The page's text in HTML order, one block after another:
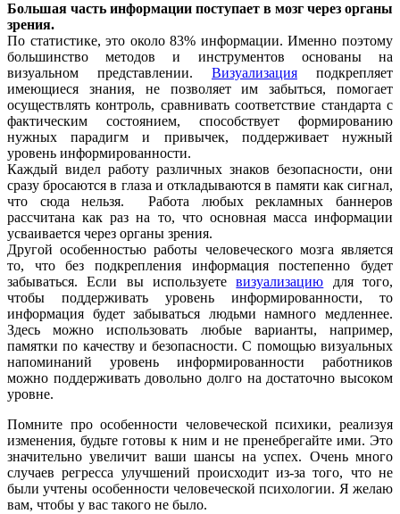
Большая часть информации поступает в мозг через органы
зрения.
По статистике, это около 83% информации. Именно поэтому
большинство методов и инструментов основаны на
визуальном представлении. Визуализация подкрепляет
имеющиеся знания, не позволяет им забыться, помогает
осуществлять контроль, сравнивать соответствие стандарта с
фактическим состоянием, способствует формированию
нужных парадигм и привычек, поддерживает нужный
уровень информированности.
Каждый видел работу различных знаков безопасности, они
сразу бросаются в глаза и откладываются в памяти как сигнал,
что сюда нельзя. Работа любых рекламных баннеров
рассчитана как раз на то, что основная масса информации
усваивается через органы зрения.
Другой особенностью работы человеческого мозга является
то, что без подкрепления информация постепенно будет
забываться. Если вы используетевизуализацию для того,
чтобы поддерживать уровень информированности, то
информация будет забываться людьми намного медленнее.
Здесь можно использовать любые варианты, например,
памятки по качеству и безопасности. С помощью визуальных
напоминаний уровень информированности работников
можно поддерживать довольно долго на достаточно высоком
уровне.
Помните про особенности человеческой психики, реализуя
изменения, будьте готовы к ним и не пренебрегайте ими. Это
значительно увеличит ваши шансы на успех. Очень много
случаев регресса улучшений происходит из-за того, что не
были учтены особенности человеческой психологии. Я желаю
вам, чтобы у вас такого не было.